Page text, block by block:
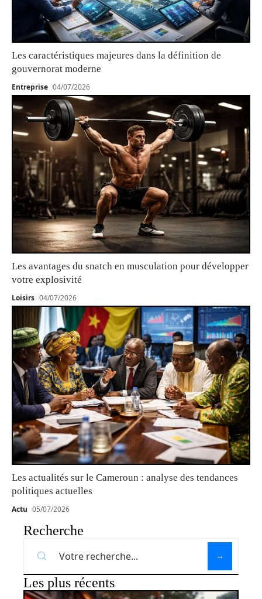
Les caractéristiques majeures dans la définition de
gouvernorat moderne
Entreprise 04/07/2026
Les avantages du snatch en musculation pour développer
votre explosivité
Loisirs 04/07/2026
Les actualités sur le Cameroun : analyse des tendances
politiques actuelles
Actu 05/07/2026
Recherche
Les plus récents